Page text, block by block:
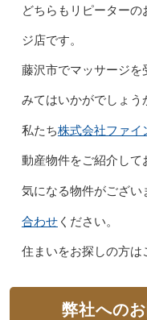
どちらもリピーター
ジ店です。
藤沢市でマッサージを
みてはいかがでしょう
私たち株式会社ファイ
動産物件をご紹介して
気になる物件がござい
合わせください。
住まいをお探しの方は
弊社への